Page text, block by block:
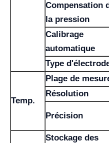
Compensation
la pression
Calibrage
automatique
Type
Temp.
Plage de
Résolution
Précision
Stockage des